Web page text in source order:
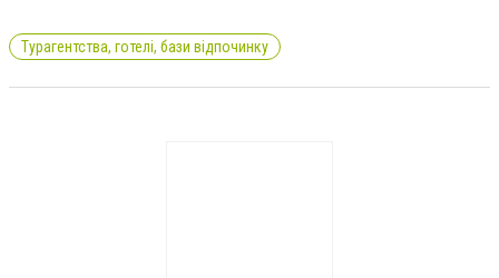
Турагентства, готелі, бази відпочинку